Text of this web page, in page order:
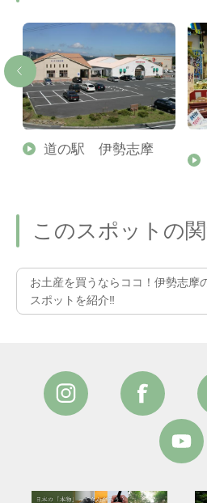
道の駅 伊勢志摩
このスポットの
お土産を買うならココ！伊勢志摩
スポットを紹介‼